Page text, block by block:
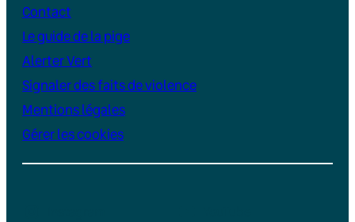
Contact
Le guide de la pige
Alerter Vert
Signaler des faits de violence
Mentions légales
Gérer les cookies